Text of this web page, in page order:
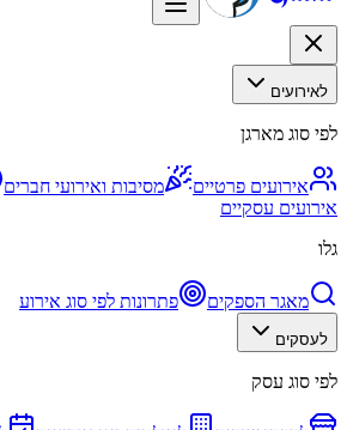
לאירועים
לפי סוג מארגן
אירועים פרטיים מסיבות ואירועי חברים
אירועים עסקיים
גלו
מאגר הספקים פתרונות לפי סוג אירוע
לעסקים
לפי סוג עסק